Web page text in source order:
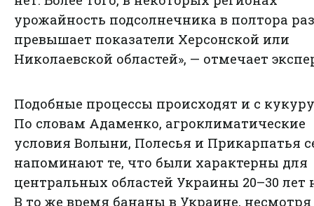
урожайность подсолнечника в полтора
превышает показатели Херсонской или
Николаевской областей», — отмечает
Подобные процессы происходят и с
По словам Адаменко, агроклиматические
условия Волыни, Полесья и Прикарпатья
напоминают те, что были характерны для
центральных областей Украины 20–30 лет
В то же время бананы в Украине,